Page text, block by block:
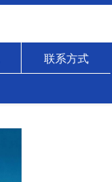
联系方式